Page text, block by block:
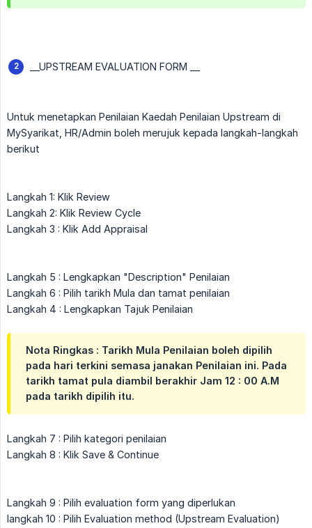
__UPSTREAM EVALUATION FORM __
Untuk menetapkan Penilaian Kaedah Penilaian Upstream di
MySyarikat, HR/Admin boleh merujuk kepada langkah-langkah
berikut
Langkah 1: Klik Review
Langkah 2: Klik Review Cycle
Langkah 3 : Klik Add Appraisal
Langkah 5 : Lengkapkan "Description" Penilaian
Langkah 6 : Pilih tarikh Mula dan tamat penilaian
Langkah 4 : Lengkapkan Tajuk Penilaian
Nota Ringkas : Tarikh Mula Penilaian boleh dipilih
pada hari terkini semasa janakan Penilaian ini. Pada
tarikh tamat pula diambil berakhir Jam 12 : 00 A.M
pada tarikh dipilih itu.
Langkah 7 : Pilih kategori penilaian
Langkah 8 : Klik Save & Continue
Langkah 9 : Pilih evaluation form yang diperlukan
langkah 10 : Pilih Evaluation method (Upstream Evaluation)